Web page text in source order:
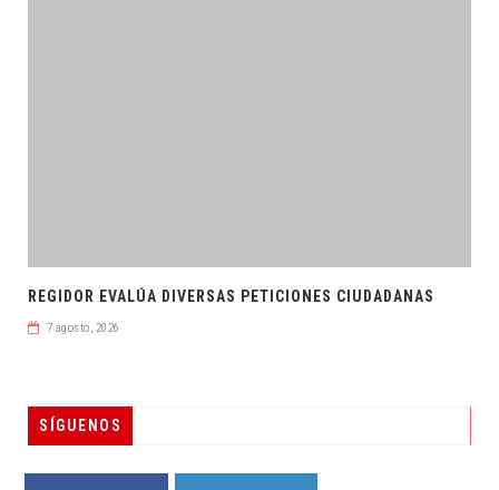
REGIDOR EVALÚA DIVERSAS PETICIONES CIUDADANAS
7 agosto, 2026
SÍGUENOS